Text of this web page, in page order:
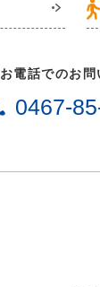
お電話でのお問
0467-